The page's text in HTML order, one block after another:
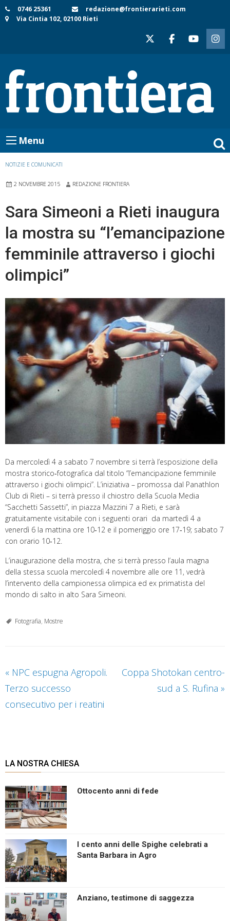
Skip
to
0746 25361
redazione@frontierarieti.com
Via Cintia 102, 02100 Rieti
Menu
NOTIZIE E COMUNICATI
2 NOVEMBRE 2015 REDAZIONE FRONTIERA
Sara Simeoni a Rieti inaugura
la mostra su “l’emancipazione
femminile attraverso i giochi
olimpici”
Da mercoledì 4 a sabato 7 novembre si terrà l’esposizione della
mostra storico‐fotografica dal titolo “l’emancipazione femminile
attraverso i giochi olimpici”. L’iniziativa – promossa dal Panathlon
Club di Rieti – si terrà presso il chiostro della Scuola Media
“Sacchetti Sassetti”, in piazza Mazzini 7 a Rieti, e sarà
gratuitamente visitabile con i seguenti orari da martedì 4 a
venerdì 6 la mattina ore 10‐12 e il pomeriggio ore 17‐19; sabato 7
con orario 10‐12.
L’inaugurazione della mostra, che si terrà presso l’aula magna
della stessa scuola mercoledì 4 novembre alle ore 11, vedrà
l’intervento della campionessa olimpica ed ex primatista del
mondo di salto in alto Sara Simeoni.
Fotografia, Mostre
« NPC espugna Agropoli.
Terzo successo
consecutivo per i reatini
Coppa Shotokan centro-
sud a S. Rufina »
LA NOSTRA CHIESA
Ottocento anni di fede
I cento anni delle Spighe celebrati a
Santa Barbara in Agro
Anziano, testimone di saggezza